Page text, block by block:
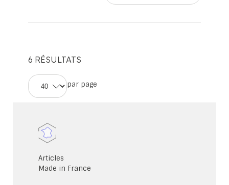
6 RÉSULTATS
par page
Articles
Made in France